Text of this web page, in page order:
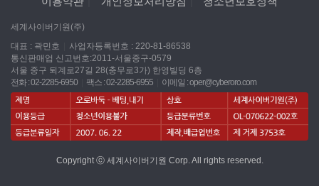
세계사이버기원(주)
대표 : 곽민호
사업자등록번호 : 220-81-86538
통신판매업 신고번호:2011-서울중구-0579
서울 중구 퇴계로27길 28(충무로3가) 한영빌딩 6층
전화 : 02-2285-6950
팩스 : 02-2285-6955 이메일 :oper@cyberoro.com
Copyright ⓒ 세계사이버기원 Corp. All rights reserved.